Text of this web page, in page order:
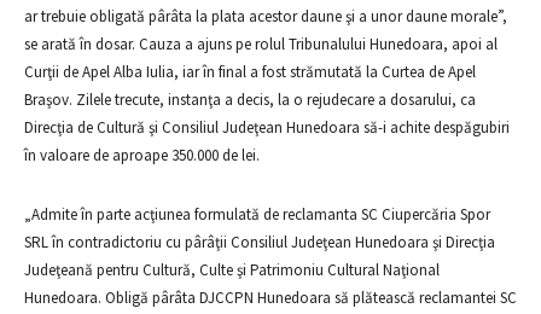
ar trebuie obligată pârâta la plata acestor daune şi a unor daune morale”,
se arată în dosar. Cauza a ajuns pe rolul Tribunalului Hunedoara, apoi al
Curţii de Apel Alba Iulia, iar în final a fost strămutată la Curtea de Apel
Braşov. Zilele trecute, instanţa a decis, la o rejudecare a dosarului, ca
Direcţia de Cultură şi Consiliul Judeţean Hunedoara să-i achite despăgubiri
în valoare de aproape 350.000 de lei.
„Admite în parte acţiunea formulată de reclamanta SC Ciupercăria Spor
SRL în contradictoriu cu pârâţii Consiliul Judeţean Hunedoara şi Direcţia
Judeţeană pentru Cultură, Culte şi Patrimoniu Cultural Naţional
Hunedoara. Obligă pârâta DJCCPN Hunedoara să plătească reclamantei SC